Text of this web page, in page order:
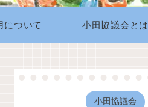
について 小田協議会とは
小田協議会